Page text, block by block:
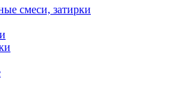
смеси, затирки